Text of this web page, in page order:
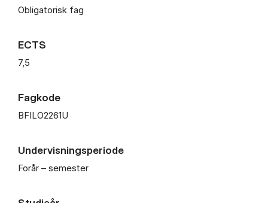
Obligatorisk fag
ECTS
7,5
Fagkode
BFILO2261U
Undervisningsperiode
Forår – semester